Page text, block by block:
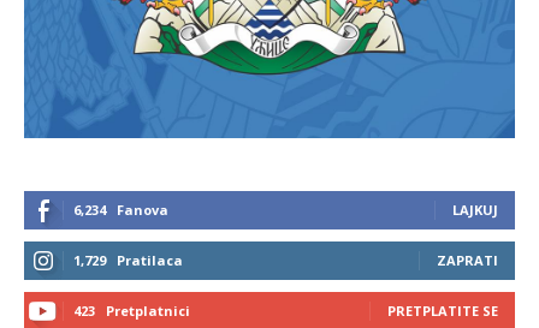
6,234 Fanova LAJKUJ
1,729 Pratilaca ZAPRATI
423 Pretplatnici PRETPLATITE SE